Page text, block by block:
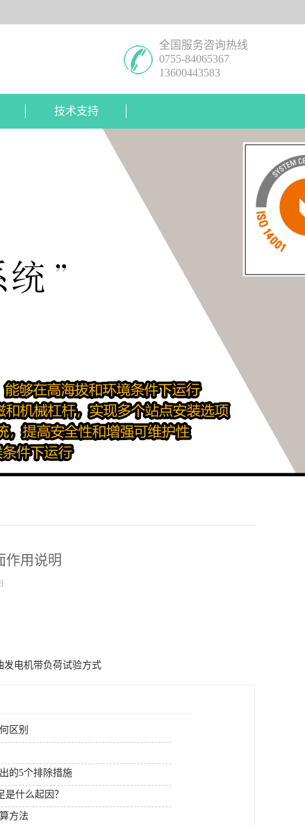
全国服务咨询热线
0755-84065367
13600443583
技术支持
作用说明
发电机带负荷试验方式
区别
的5个排除措施
是什么起因？
方法